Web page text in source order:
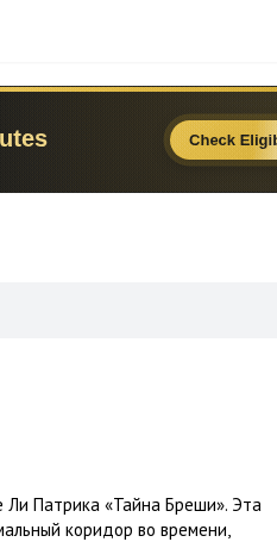
Ли Патрика «Тайна Бреши». Эта
коридор во времени,